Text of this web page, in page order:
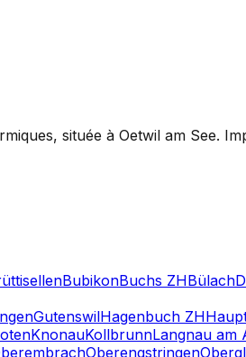
située à Oetwil am See.
BubikonBuchs ZHBülach
GutenswilHagenbuch ZH
KnonauKollbrunnLangnau am
Oberengstringen